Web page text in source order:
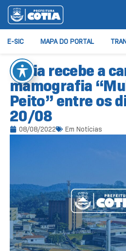
E-SIC MAPA DO PORTAL
Cotia recebe a
mamografia
Peito” entre os
20/08
08/08/2022 Em Notícias